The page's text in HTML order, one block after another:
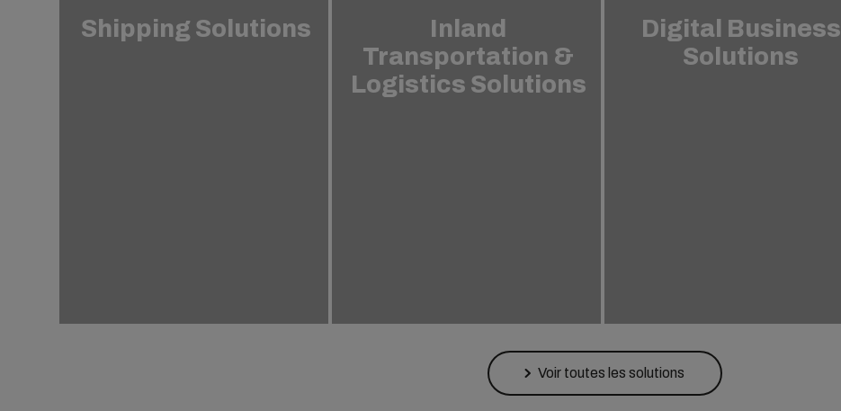
Shipping Solutions
Inland
Transportation &
Logistics Solutions
Digital Business
Solutions
Voir toutes les solutions